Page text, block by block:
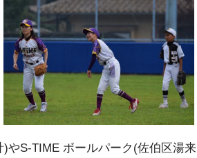
やS-TIME ボールパーク(佐伯区湯来